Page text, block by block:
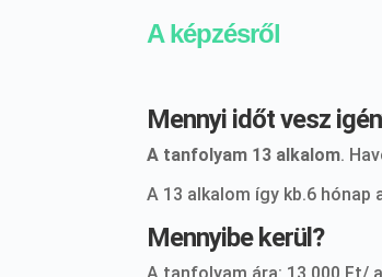
A képzésről
Mennyi időt vesz
A tanfolyam 13 alkalom.
A 13 alkalom így kb.6 hónap
Mennyibe kerül?